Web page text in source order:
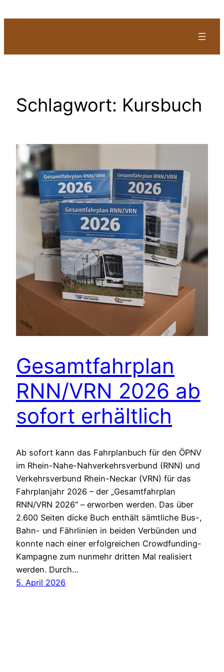
Schlagwort: Kursbuch
Gesamtfahrplan
RNN/VRN 2026 ab
sofort erhältlich
Ab sofort kann das Fahrplanbuch für den ÖPNV
im Rhein-Nahe-Nahverkehrsverbund (RNN) und
Verkehrsverbund Rhein-Neckar (VRN) für das
Fahrplanjahr 2026 – der „Gesamtfahrplan
RNN/VRN 2026“ – erworben werden. Das über
2.600 Seiten dicke Buch enthält sämtliche Bus-,
Bahn- und Fährlinien in beiden Verbünden und
konnte nach einer erfolgreichen Crowdfunding-
Kampagne zum nunmehr dritten Mal realisiert
werden. Durch…
5. April 2026